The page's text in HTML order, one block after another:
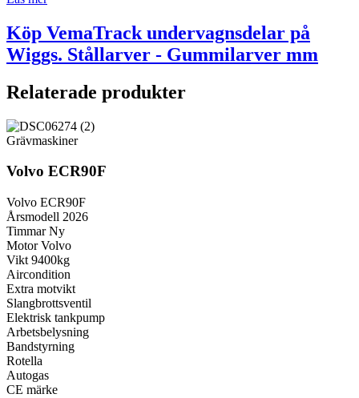
Köp VemaTrack undervagnsdelar på
Wiggs. Stållarver - Gummilarver mm
Relaterade produkter
Grävmaskiner
Volvo ECR90F
Volvo ECR90F
Årsmodell 2026
Timmar Ny
Motor Volvo
Vikt 9400kg
Aircondition
Extra motvikt
Slangbrottsventil
Elektrisk tankpump
Arbetsbelysning
Bandstyrning
Rotella
Autogas
CE märke